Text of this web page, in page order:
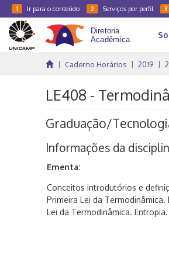
1 Ir para o conteúdo 2 Serviços por perfil 3
Caderno Horários 2019
LE408 -
Graduação/
Informações da
Ementa:
Conceitos introdutórios e
Primeira Lei da
Lei da Termodinâmica. Entropia.